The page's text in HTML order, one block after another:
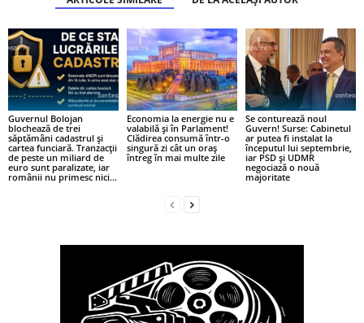
Guvernul Bolojan
blochează de trei
săptămâni cadastrul și
cartea funciară. Tranzacții
de peste un miliard de
euro sunt paralizate, iar
românii nu primesc nici...
Economia la energie nu e
valabilă și în Parlament!
Clădirea consumă într-o
singură zi cât un oraș
întreg în mai multe zile
Se conturează noul
Guvern! Surse: Cabinetul
ar putea fi instalat la
începutul lui septembrie,
iar PSD și UDMR
negociază o nouă
majoritate